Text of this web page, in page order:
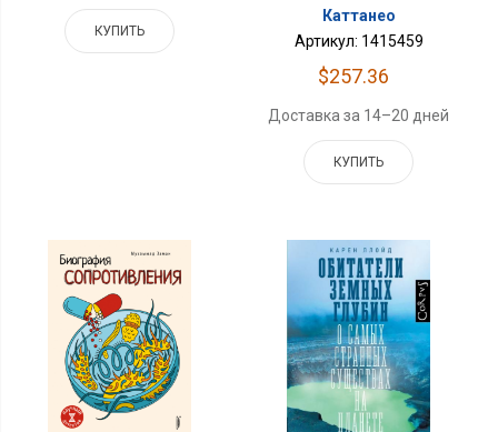
КУПИТЬ
Каттанео
Артикул: 1415459
$257.36
Доставка за 14–20 дней
КУПИТЬ